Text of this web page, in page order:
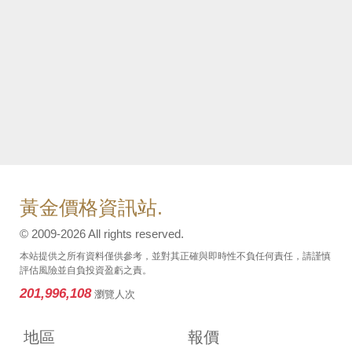
黃金價格資訊站.
© 2009-2026 All rights reserved.
本站提供之所有資料僅供參考，並對其正確與即時性不負任何責任，請謹慎
評估風險並自負投資盈虧之責。
201,996,108 瀏覽人次
地區 報價